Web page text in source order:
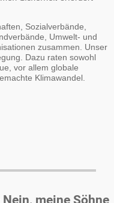
Sozialverbände,
Umwelt- und
zusammen. Unser
Dazu raten sowohl
vor allem globale
Klimawandel.